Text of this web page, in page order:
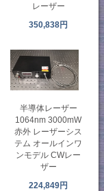
レーザー
350,838円
半導体レーザー
1064nm 3000mW
赤外 レーザーシス
テム オールインワ
ンモデル CWレー
ザー
224,849円